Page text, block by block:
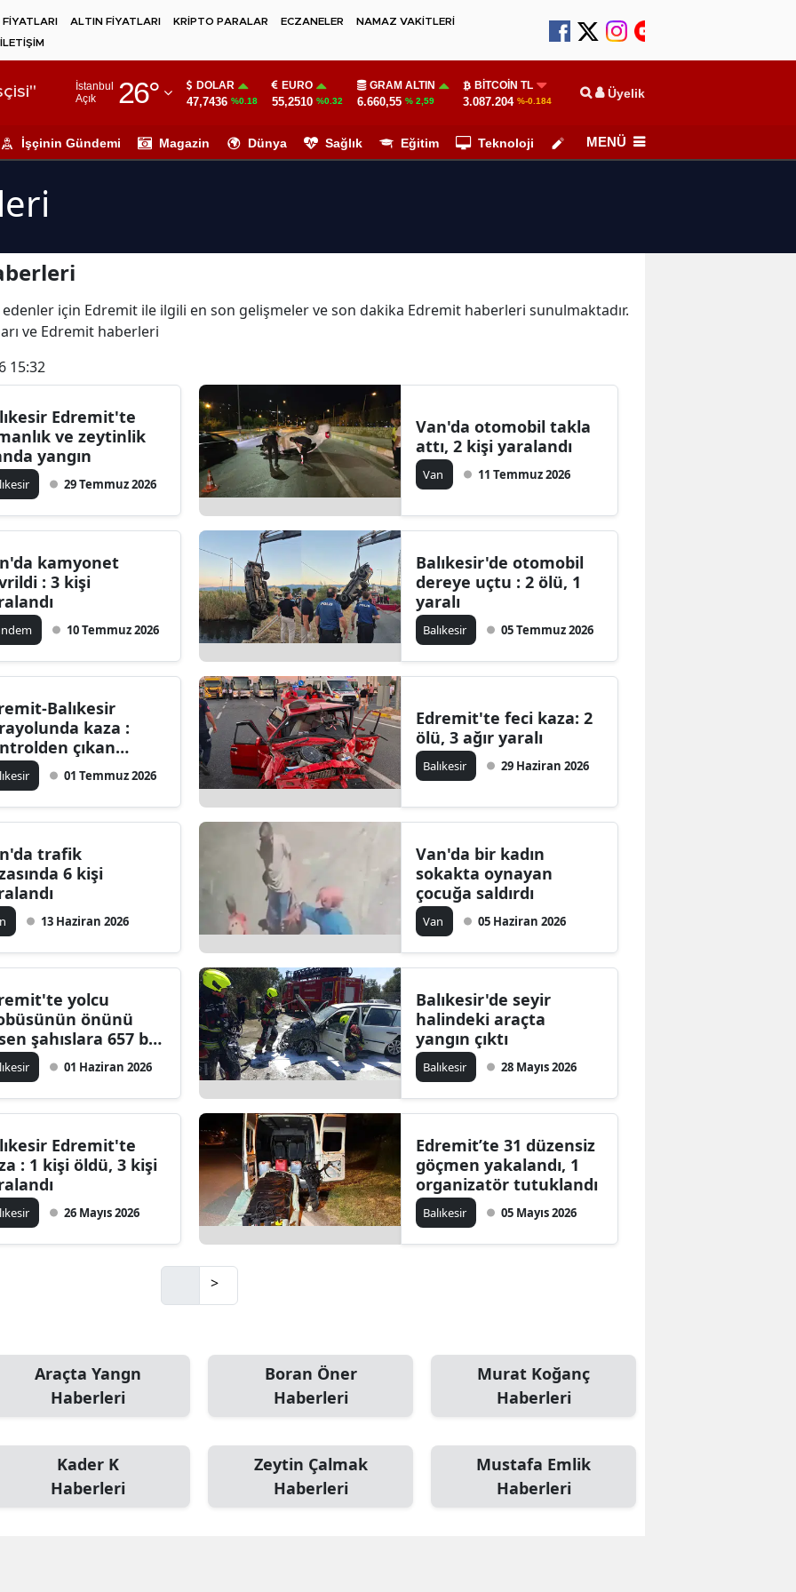
ALTIN FİYATLARI KRİPTO PARALAR ECZANELER
NAMAZ VAKİTLERİ
İLETİŞİM
İstanbul
Açık
26°
Adıyaman
Ağrı
Artvin
Balıkesir
Bilecik
Bitlis
Bolu
Burdur
Çanakkale
Çankırı
Çorum
Denizli
Diyarbakır
Edirne
Erzurum
Eskişehir
Gaziantep
Giresun
Gümüşhane
Hakkari
Hatay
Mersin
Kastamonu
Kayseri
Kırşehir
Kocaeli
DOLAR
47,7436 %0.18
EURO
55,2510 %0.32
GRAM ALTIN
6.660,55 % 2,59
BITCOIN TL
3.087.204 %-0.184 Üyelik
İşçinin Gündemi Magazin Dünya Sağlık Eğitim Teknoloji Köşe Yazarları
MENÜ
için Edremit ile ilgili en son gelişmeler ve son dakika Edremit haberleri sunulmaktadır.
ve Edremit haberleri
15:32
Edremit'te
ve zeytinlik
yangın
29 Temmuz 2026
Van'da otomobil takla
attı, 2 kişi yaralandı
Van 11 Temmuz 2026
kamyonet
: 3 kişi
10 Temmuz 2026
Balıkesir'de otomobil
dereye uçtu : 2 ölü, 1
yaralı
Balıkesir 05 Temmuz 2026
Balıkesir
kaza :
çıkan
refüje çarptı
01 Temmuz 2026
Edremit'te feci kaza: 2
ölü, 3 ağır yaralı
Balıkesir 29 Haziran 2026
trafik
6 kişi
13 Haziran 2026
Van'da bir kadın
sokakta oynayan
çocuğa saldırdı
Van 05 Haziran 2026
yolcu
önünü
şahıslara 657 bin
ceza
01 Haziran 2026
Balıkesir'de seyir
halindeki araçta
yangın çıktı
Balıkesir 28 Mayıs 2026
Edremit'te
: 1 kişi öldü, 3 kişi
26 Mayıs 2026
Edremit’te 31 düzensiz
göçmen yakalandı, 1
organizatör tutuklandı
Balıkesir 05 Mayıs 2026
>
Araçta Yangn
Haberleri
Boran Öner
Haberleri
Murat Koğanç
Haberleri
Kader K
Haberleri
Zeytin Çalmak
Haberleri
Mustafa Emlik
Haberleri